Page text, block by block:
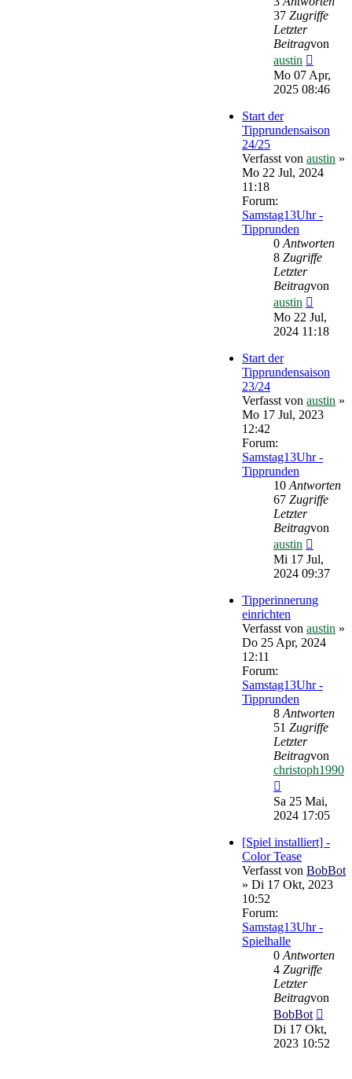
37 Zugriffe
Letzter
Beitragvon
austin
Beitrag
Mo 07 Apr,
2025 08:46
Start der
Tipprundensaison
24/25
Verfasst von austin »
Mo 22 Jul, 2024
11:18
Forum:
Samstag13Uhr -
Tipprunden
0 Antworten
8 Zugriffe
Letzter
Beitragvon
austin
Beitrag
Mo 22 Jul,
2024 11:18
Start der
Tipprundensaison
23/24
Verfasst von austin »
Mo 17 Jul, 2023
12:42
Forum:
Samstag13Uhr -
Tipprunden
10 Antworten
67 Zugriffe
Letzter
Beitragvon
austin
Beitrag
Mi 17 Jul,
2024 09:37
Tipperinnerung
einrichten
Verfasst von austin »
Do 25 Apr, 2024
12:11
Forum:
Samstag13Uhr -
Tipprunden
8 Antworten
51 Zugriffe
Letzter
Beitragvon
christoph1990
Beitrag
Sa 25 Mai,
2024 17:05
[Spiel installiert] -
Color Tease
Verfasst von BobBot
» Di 17 Okt, 2023
10:52
Forum:
Samstag13Uhr -
Spielhalle
0 Antworten
4 Zugriffe
Letzter
Beitragvon
BobBot
Di 17 Okt,
2023 10:52